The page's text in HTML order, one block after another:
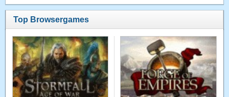
Top Browsergames